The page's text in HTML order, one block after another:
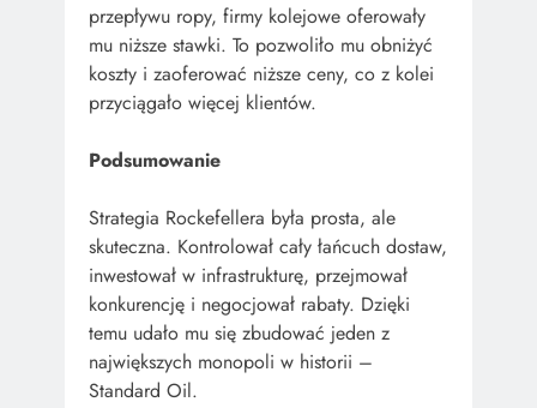
przepływu ropy, firmy kolejowe oferowały
mu niższe stawki. To pozwoliło mu obniżyć
koszty i zaoferować niższe ceny, co z kolei
przyciągało więcej klientów.
Podsumowanie
Strategia Rockefellera była prosta, ale
skuteczna. Kontrolował cały łańcuch dostaw,
inwestował w infrastrukturę, przejmował
konkurencję i negocjował rabaty. Dzięki
temu udało mu się zbudować jeden z
największych monopoli w historii –
Standard Oil.